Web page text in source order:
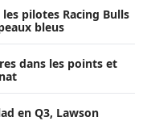
les pilotes Racing Bulls
bleus
dans les points et
en Q3, Lawson